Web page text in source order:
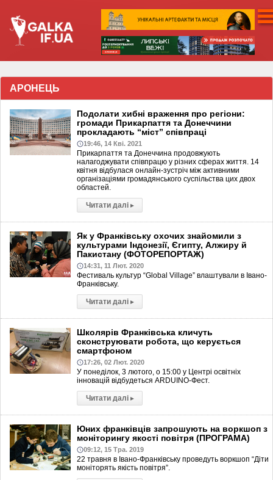
АРОНЕЦЬ
Подолати хибні враження про регіони:
громади Прикарпаття та Донеччини
прокладають “міст” співпраці
19:46, 14 Кві. 2021
Прикарпаття та Донеччина продовжують
налагоджувати співпрацю у різних сферах життя. 14
квітня відбулася онлайн-зустріч між активними
організаціями громадянського суспільства цих двох
областей.
Читати далі ▸
Як у Франківську охочих знайомили з
культурами Індонезії, Єгипту, Алжиру й
Пакистану (ФОТОРЕПОРТАЖ)
14:31, 11 Лют. 2020
Фестиваль культур “Global Village” влаштували в Івано-
Франківську.
Читати далі ▸
Школярів Франківська кличуть
сконструювати робота, що керується
смартфоном
17:26, 02 Лют. 2020
У понеділок, 3 лютого, о 15:00 у Центрі освітніх
інновацій відбудеться АRDUINO-Фест.
Читати далі ▸
Юних франківців запрошують на воркшоп з
моніторингу якості повітря (ПРОГРАМА)
09:12, 15 Тра. 2019
22 травня в Івано-Франківську проведуть воркшоп “Діти
моніторять якість повітря”.